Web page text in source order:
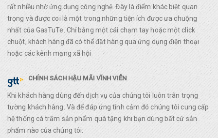
rất nhiều nhờ ứng dụng công nghệ. Đây là điểm khác biệt quan
trọng và được coi là một trong những tiện ích được ưa chuộng
nhất của GasTuTe. Chỉ bằng một cái chạm tay hoặc một click
chuột, khách hàng đã có thể đặt hàng qua ứng dụng điện thoại
hoặc các kênh mạng xã hội
CHÍNH SÁCH HẬU MÃI VĨNH VIỄN
Khi khách hàng dùng đến dịch vụ của chúng tôi luôn trân trọng
tường khách hàng. Và để đáp ứng tình cảm đó chúng tôi cung cấp
hệ thống cà trăm sản phẩm quà tặng khi bạn dùng bất cứ sản
phẩm nào của chúng tôi.